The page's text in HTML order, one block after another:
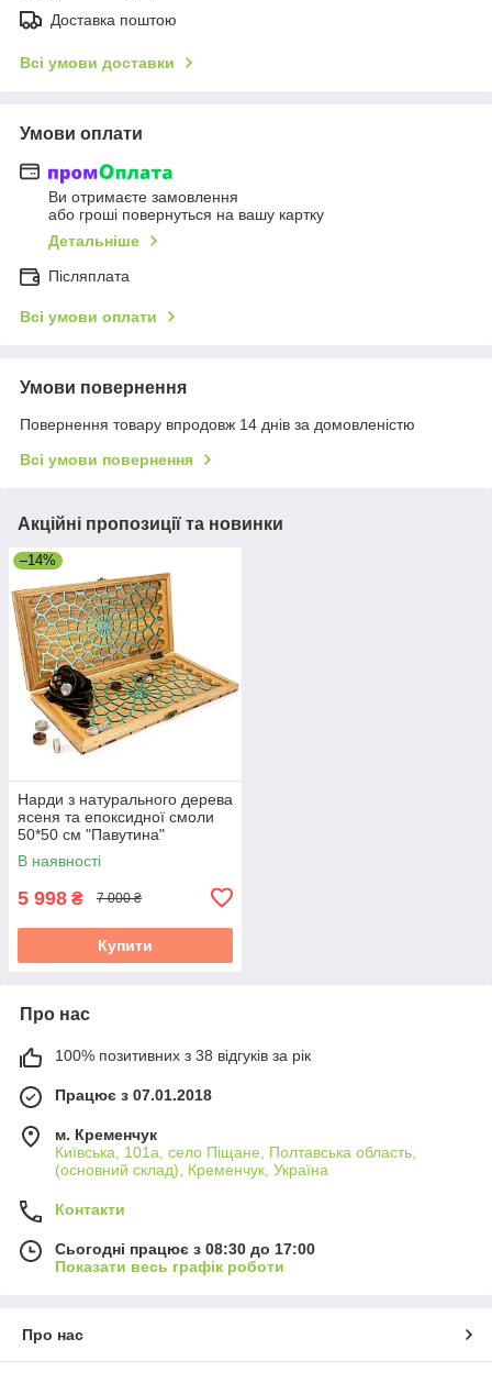
Доставка поштою
Всі умови доставки
Умови оплати
Ви отримаєте замовлення
або гроші повернуться на вашу картку
Детальніше
Післяплата
Всі умови оплати
Умови повернення
Повернення товару впродовж 14 днів за домовленістю
Всі умови повернення
Акційні пропозиції та новинки
–14%
Нарди з натурального дерева
ясеня та епоксидної смоли
50*50 см "Павутина"
В наявності
5 998 ₴ 7 000 ₴
Купити
Про нас
100% позитивних з 38 відгуків за рік
Працює з 07.01.2018
м. Кременчук
Київська, 101а, село Піщане, Полтавська область,
(основний склад), Кременчук, Україна
Контакти
Сьогодні працює з 08:30 до 17:00
Показати весь графік роботи
Про нас